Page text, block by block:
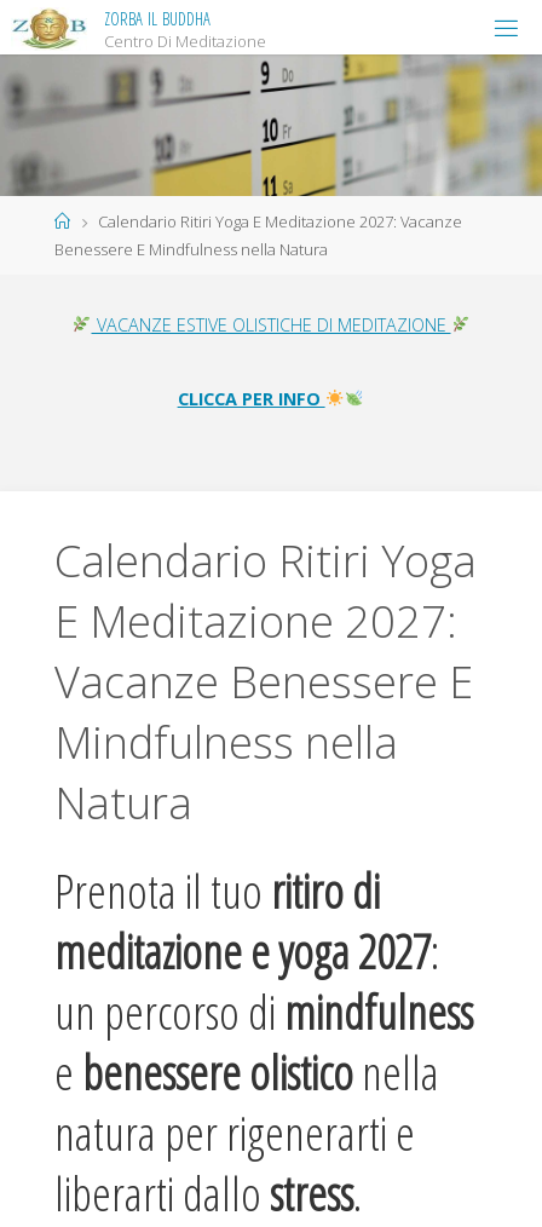
Salta
contenuto
ZORBA IL BUDDHA
Centro Di Meditazione
HomeCalendario Ritiri Yoga E Meditazione 2027: Vacanze
Benessere E Mindfulness nella Natura
VACANZE ESTIVE OLISTICHE DI MEDITAZIONE
CLICCA PER INFO
Calendario Ritiri Yoga
E Meditazione 2027:
Vacanze Benessere E
Mindfulness nella
Natura
Prenota il tuo ritiro di
meditazione e yoga 2027:
un percorso di mindfulness
e benessere olisticonella
natura per rigenerarti e
liberarti dallostress.